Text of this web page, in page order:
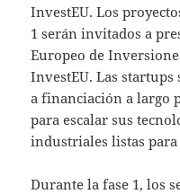
InvestEU. Los
1 serán invitados a
Europeo de
InvestEU. Las startups
a financiación a largo
para escalar sus
industriales listas para
Durante la fase 1, los